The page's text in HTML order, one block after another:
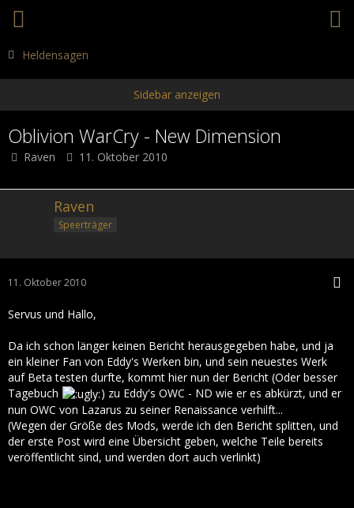
Heldensagen
Oblivion WarCry - New Dimension
Raven 11. Oktober 2010
Raven
Speerträger
11. Oktober 2010
Servus und Hallo,
Da ich schon länger keinen Bericht herausgegeben habe, und ja
ein kleiner Fan von Eddy's Werken bin, und sein neuestes Werk
auf Beta testen durfte, kommt hier nun der Bericht (Oder besser
Tagebuch
) zu Eddy's OWC - ND wie er es abkürzt, und er
nun OWC von Lazarus zu seiner Renaissance verhilft...
(Wegen der Größe des Mods, werde ich den Bericht splitten, und
der erste Post wird eine Übersicht geben, welche Teile bereits
veröffentlicht sind, und werden dort auch verlinkt)